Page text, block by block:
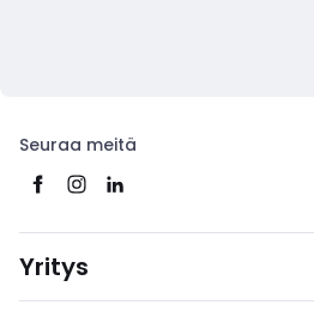
Seuraa meitä
Yritys